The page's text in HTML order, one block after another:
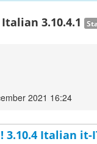
3.10.4.1
2021 16:24
3.10.4 Italian it-